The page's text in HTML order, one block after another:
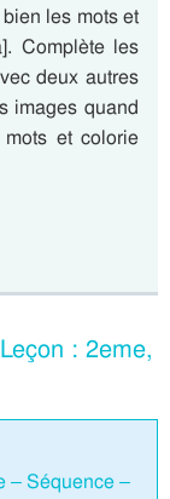
les mots et
Complète les
deux autres
images quand
et colorie
: 2eme,
– Séquence –